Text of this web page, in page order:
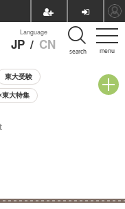
menu
Language
JP / CN search
東大受験
東大特集
会